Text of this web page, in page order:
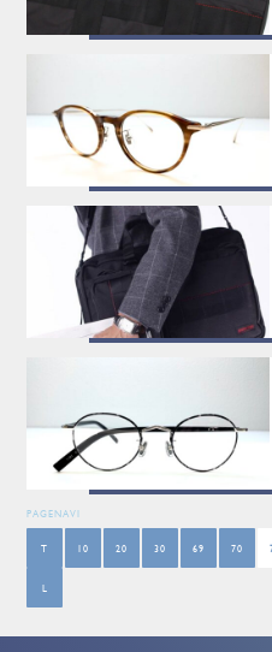
PAGENAVI
T 10 20 30 69 70
L